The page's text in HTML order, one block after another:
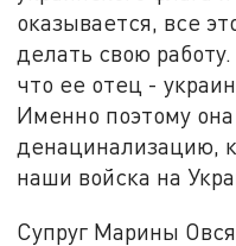
оказывается, все
делать свою
что ее отец -
Именно поэтому
денацинализацию,
наши войска на
Супруг Марины